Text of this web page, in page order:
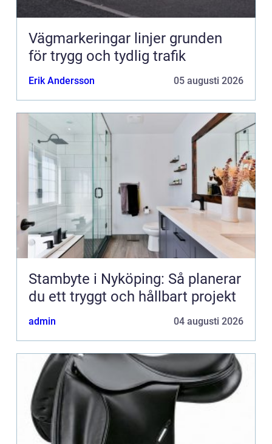
Vägmarkeringar linjer grunden
för trygg och tydlig trafik
Erik Andersson 05 augusti 2026
Stambyte i Nyköping: Så planerar
du ett tryggt och hållbart projekt
admin 04 augusti 2026